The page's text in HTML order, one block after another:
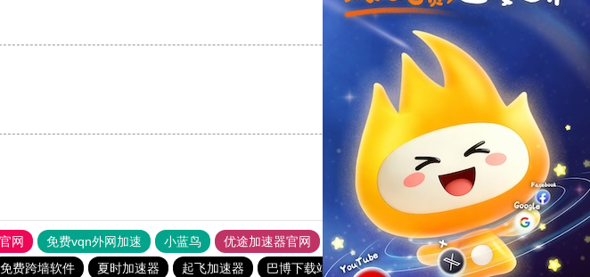
反对
反对[0]
网 免费vqn外网加速 小蓝鸟 优途加速器官网 风驰加速器 旋风加速器
八戒看书
免费跨墙软件 夏时加速器 起飞加速器 巴博下载站 永久不收费的nvp加速器